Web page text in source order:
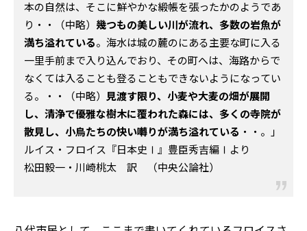
本の自然は、そこに鮮やかな緞帳を張ったかのようであ
り・・（中略） 幾つもの美しい川が流れ、多数の岩魚が
満ち溢れている。海水は城の麓のにある主要な町に入る
一里手前まで入り込んでおり、その町へは、海路からで
なくては入ることも登ることもできないようになってい
る。・・（中略） 見渡す限り、小麦や大麦の畑が展開
し、清浄で優雅な樹木に覆われた森には、多くの寺院が
散見し、小鳥たちの快い囀りが満ち溢れている ・・。」
ルイス・フロイス『日本史Ⅰ』豊臣秀吉編Ⅰより
松田毅一・川崎桃太 訳 （中央公論社）